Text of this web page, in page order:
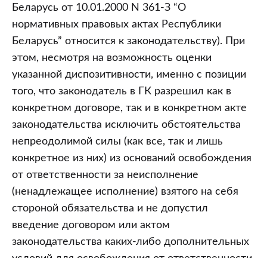
Беларусь от 10.01.2000 N 361-З “О
нормативных правовых актах Республики
Беларусь” относится к законодательству). При
этом, несмотря на возможность оценки
указанной диспозитивности, именно с позиции
того, что законодатель в ГК разрешил как в
конкретном договоре, так и в конкретном акте
законодательства исключить обстоятельства
непреодолимой силы (как все, так и лишь
конкретное из них) из оснований освобождения
от ответственности за неисполнение
(ненадлежащее исполнение) взятого на себя
стороной обязательства и не допустил
введение договором или актом
законодательства каких-либо дополнительных